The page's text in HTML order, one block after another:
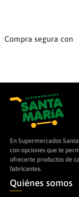
Compra segura con
En Supermercados
con opciones que te
ofrecerte productos de
fabricantes.
Quiénes somos